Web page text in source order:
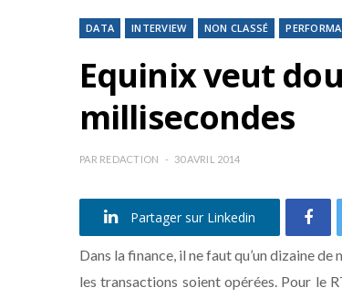
DATA INTERVIEW NON CLASSÉ
Equinix veut
millisecondes
PAR REDACTION 30 AVRIL 2014
Partager sur Linkedin
Dans la finance, il ne faut qu’un dizaine
les transactions soient opérées. Pour le